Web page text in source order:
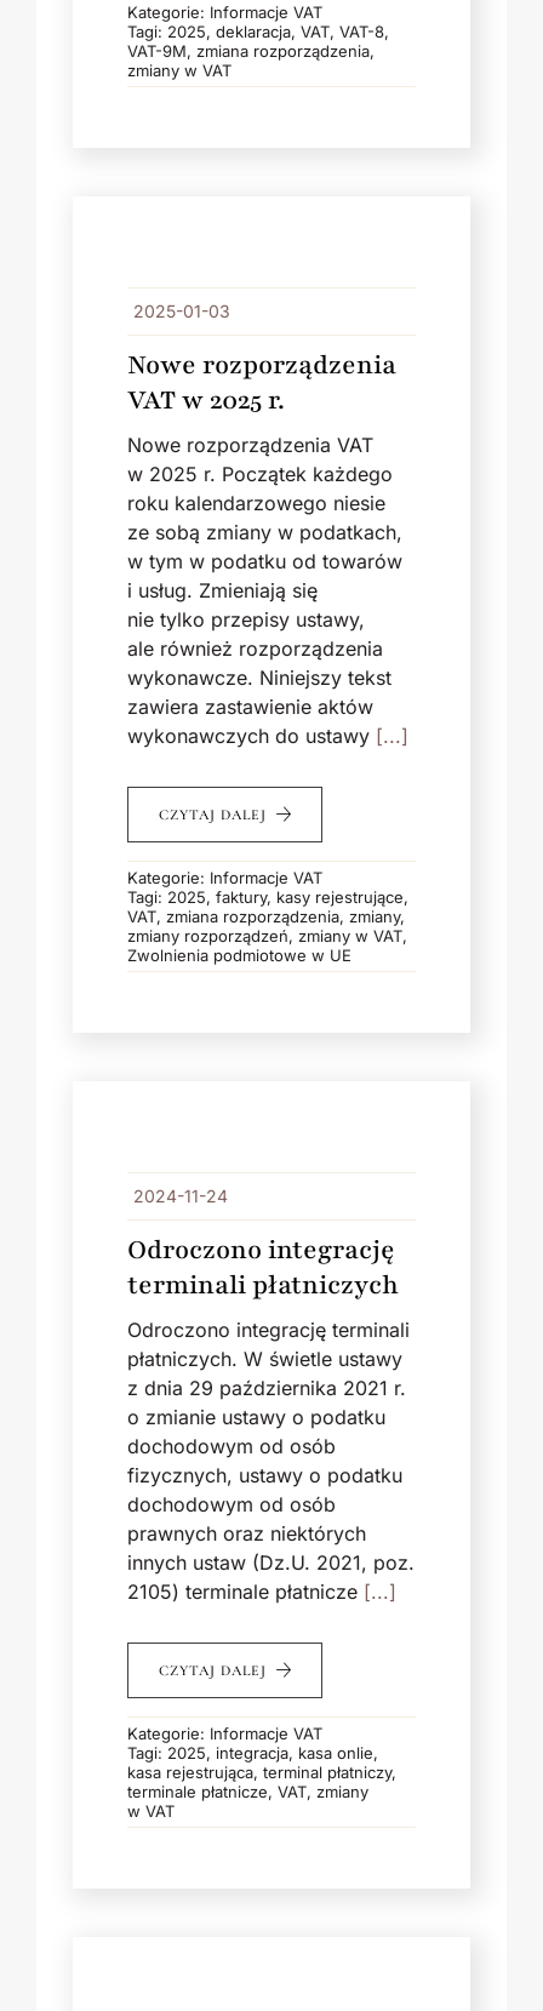
Kategorie: Informacje VAT
Tagi: 2025, deklaracja, VAT, VAT-8,
VAT-9M, zmiana rozporządzenia,
zmiany w VAT
2025-01-03
Nowe rozporządzenia
VAT w 2025 r.
Nowe rozporządzenia VAT
w 2025 r. Początek każdego
roku kalendarzowego niesie
ze sobą zmiany w podatkach,
w tym w podatku od towarów
i usług. Zmieniają się
nie tylko przepisy ustawy,
ale również rozporządzenia
wykonawcze. Niniejszy tekst
zawiera zastawienie aktów
wykonawczych do ustawy [...]
CZYTAJ DALEJ
Kategorie: Informacje VAT
Tagi: 2025, faktury, kasy rejestrujące,
VAT, zmiana rozporządzenia, zmiany,
zmiany rozporządzeń, zmiany w VAT,
Zwolnienia podmiotowe w UE
2024-11-24
Odroczono integrację
terminali płatniczych
Odroczono integrację terminali
płatniczych. W świetle ustawy
z dnia 29 października 2021 r.
o zmianie ustawy o podatku
dochodowym od osób
fizycznych, ustawy o podatku
dochodowym od osób
prawnych oraz niektórych
innych ustaw (Dz.U. 2021, poz.
2105) terminale płatnicze [...]
CZYTAJ DALEJ
Kategorie: Informacje VAT
Tagi: 2025, integracja, kasa onlie,
kasa rejestrująca, terminal płatniczy,
terminale płatnicze, VAT, zmiany
w VAT